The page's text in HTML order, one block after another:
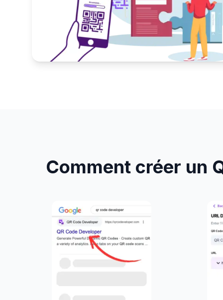
Comment créer un